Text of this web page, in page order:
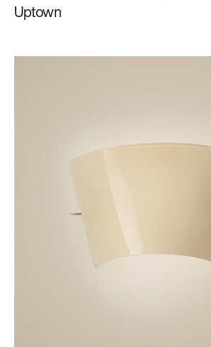
Uptown